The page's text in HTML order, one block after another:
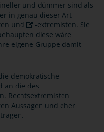
und dümmer sind als
in genau dieser Art
und -extremisten. Sie
diese wäre
eigene Gruppe damit
demokratische
an die des
Rechtsextremisten
Aussagen und eher